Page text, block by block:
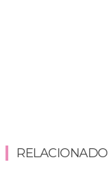
RELACIONADO